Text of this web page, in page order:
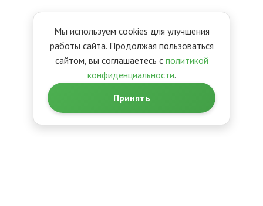
Мы используем cookies для улучшения
работы сайта. Продолжая пользоваться
сайтом, вы соглашаетесь с политикой
конфиденциальности.
Принять